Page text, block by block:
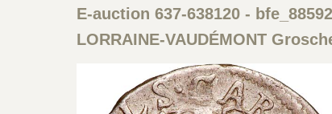
E-auction 637-638120 -
LORRAINE-VAUDÉMONT